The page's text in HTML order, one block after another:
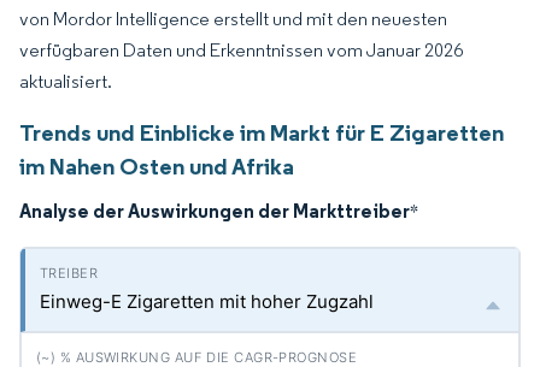
von Mordor Intelligence erstellt und mit den neuesten
verfügbaren Daten und Erkenntnissen vom Januar 2026
aktualisiert.
Trends und Einblicke im Markt für E Zigaretten
im Nahen Osten und Afrika
Analyse der Auswirkungen der Markttreiber*
Einweg-E Zigaretten mit hoher Zugzahl